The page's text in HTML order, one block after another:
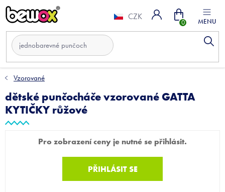
Přejít
na
CZK Nákupní
Vzorované
dětské punčocháče vzorované GATTA
KYTIČKY růžové
Pro zobrazení ceny je nutné se přihlásit.
PŘIHLÁSIT SE